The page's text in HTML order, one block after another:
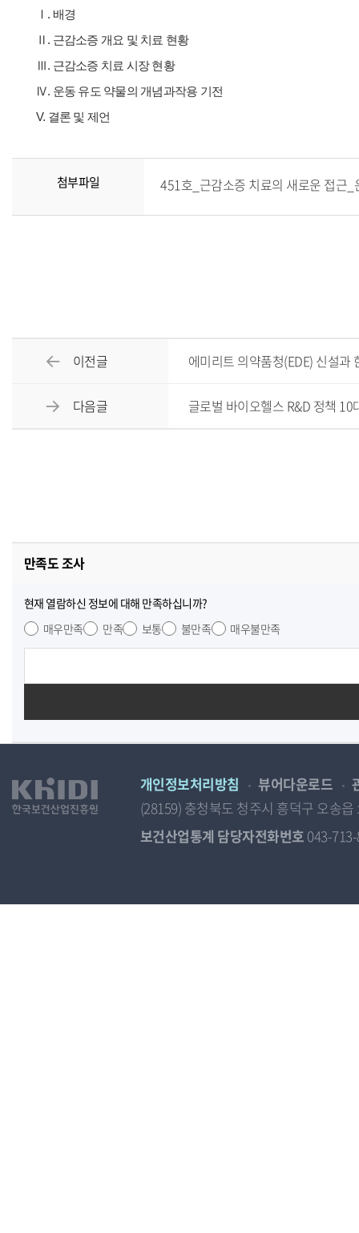
Ⅰ. 배경
Ⅱ. 근감소증 개요 및 치료 현황
Ⅲ. 근감소증 치료 시장 현황
Ⅳ. 운동 유도 약물의 개념과작용 기전
V. 결론 및 제언
첨부파일 451호_근감소증 치료의 새로운 접근
이전글 에미리트 의약품청(EDE) 신설
다음글 글로벌 바이오헬스 R&D 정책 10
만족도 조사
현재 열람하신 정보에 대해 만족하십니까?
매우만족
만족 보통 불만족 매우불만족
개인정보처리방침 뷰어다운로드
(28159) 충청북도 청주시 흥덕구 오송
보건산업통계 담당자전화번호 043-